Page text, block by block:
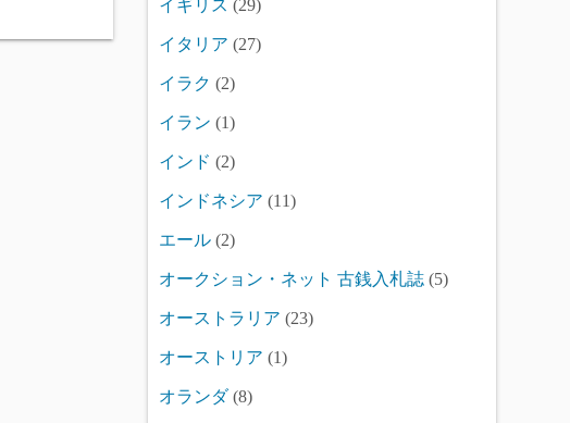
イギリス (29)
イタリア (27)
イラク (2)
イラン (1)
インド (2)
インドネシア (11)
エール (2)
オークション・ネット 古銭入札誌 (5)
オーストラリア (23)
オーストリア (1)
オランダ(8)